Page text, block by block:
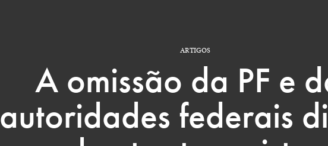
ARTIGOS
A omissão da PF e
autoridades federais